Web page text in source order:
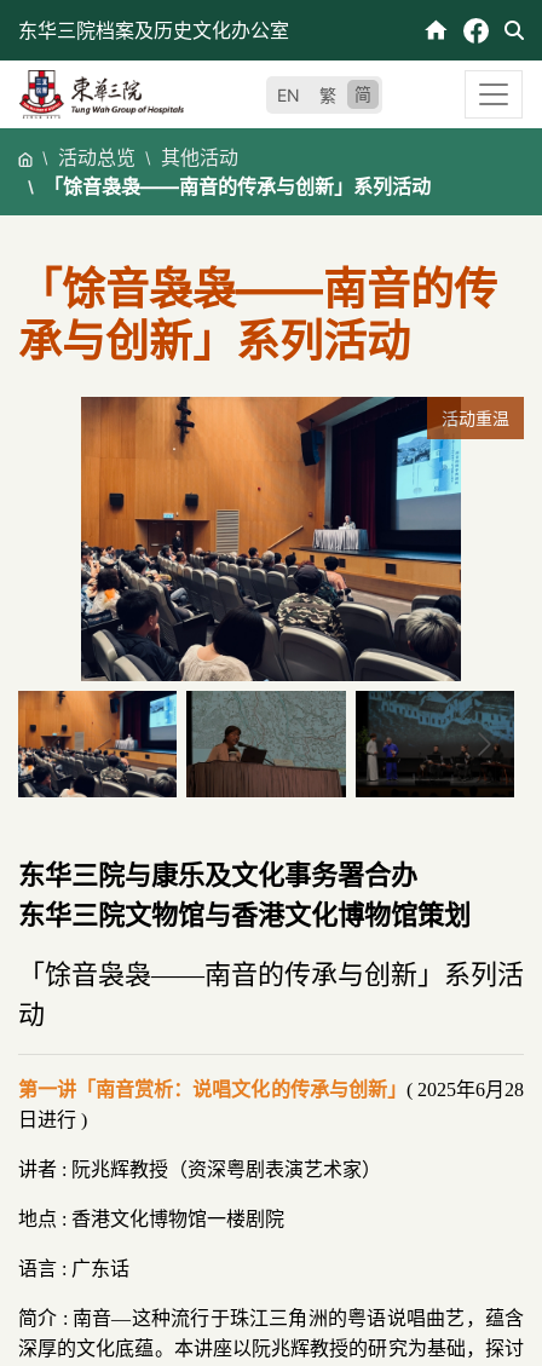
东华三院档案及历史文化办公室
EN 繁 简
活动总览
其他活动
「馀音袅袅——南音的传承与创新」系列活动
「馀音袅袅——南音的传
承与创新」系列活动
活动重温
东华三院与康乐及文化事务署合办
东华三院文物馆与香港文化博物馆策划
「馀音袅袅——南音的传承与创新」系列活
动
第一讲「南音赏析：说唱文化的传承与创新」 ( 2025年6月28
日进行 )
讲者 : 阮兆辉教授（资深粤剧表演艺术家）
地点 : 香港文化博物馆一楼剧院
语言 : 广东话
简介 : 南音—这种流行于珠江三角洲的粤语说唱曲艺，蕴含
深厚的文化底蕴。本讲座以阮兆辉教授的研究为基础，探讨